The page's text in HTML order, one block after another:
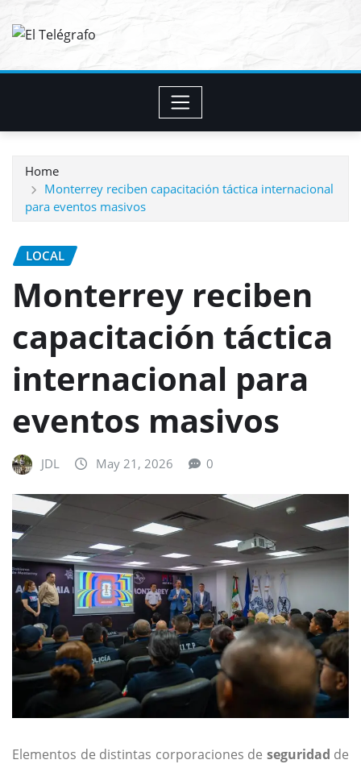
Home
Monterrey reciben capacitación táctica internacional
para eventos masivos
LOCAL
Monterrey reciben
capacitación táctica
internacional para
eventos masivos
JDL May 21, 2026 0
Elementos de distintas corporaciones de seguridad de